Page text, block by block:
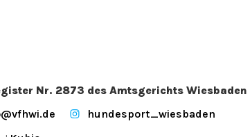
Nr. 2873 des Amtsgerichts Wiesbaden
hundesport_wiesbaden